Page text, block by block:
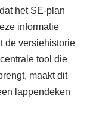
het SE-plan
informatie
de versiehistorie
tool die
maakt dit
lappendeken